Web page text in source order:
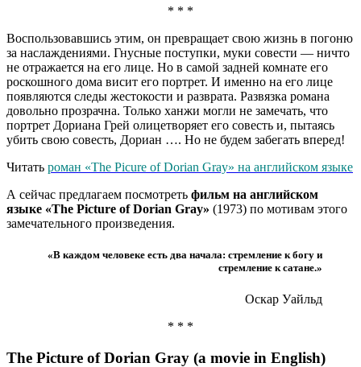
* * *
Воспользовавшись этим, он превращает свою жизнь в погоню
за наслаждениями. Гнусные поступки, муки совести — ничто
не отражается на его лице. Но в самой задней комнате его
роскошного дома висит его портрет. И именно на его лице
появляются следы жестокости и разврата. Развязка романа
довольно прозрачна. Только ханжи могли не замечать, что
портрет Дориана Грей олицетворяет его совесть и, пытаясь
убить свою совесть, Дориан …. Но не будем забегать вперед!
Читать роман «The Picure of Dorian Gray» на английском языке
А сейчас предлагаем посмотреть фильм на английском
языке «The Picture of Dorian Gray» (1973) по мотивам этого
замечательного произведения.
«В каждом человеке есть два начала: стремление к богу и
стремление к сатане.»
Оскар Уайльд
* * *
The Picture of Dorian Gray (a movie in English)